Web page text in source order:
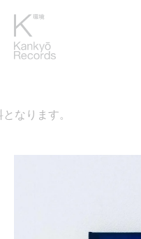
なります。